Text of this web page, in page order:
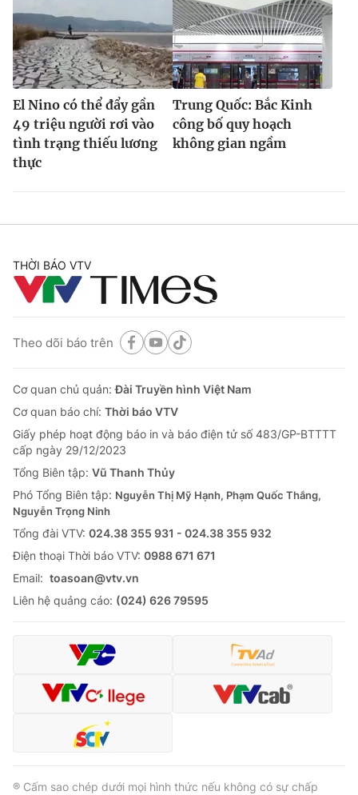
El Nino có thể đẩy gần
49 triệu người rơi vào
tình trạng thiếu lương
thực
Trung Quốc: Bắc Kinh
công bố quy hoạch
không gian ngầm
THỜI BÁO VTV
Theo dõi báo trên
Cơ quan chủ quản:Đài Truyền hình Việt Nam
Cơ quan báo chí: Thời báo VTV
Giấy phép hoạt động báo in và báo điện tử số 483/GP-BTTTT
cấp ngày 29/12/2023
Tổng Biên tập: Vũ Thanh Thủy
Phó Tổng Biên tập: Nguyễn Thị Mỹ Hạnh, Phạm Quốc Thắng,
Nguyễn Trọng Ninh
Tổng đài VTV: 024.38 355 931 - 024.38 355 932
Ðiện thoại Thời báo VTV: 0988 671 671
Email: toasoan@vtv.vn
Liên hệ quảng cáo: (024) 626 79595
® Cấm sao chép dưới mọi hình thức nếu không có sự chấp